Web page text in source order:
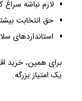
لازم نباشه
حق انتخابت
استانداردهای
برای همین، خرید
یک امتیاز بزرگه.